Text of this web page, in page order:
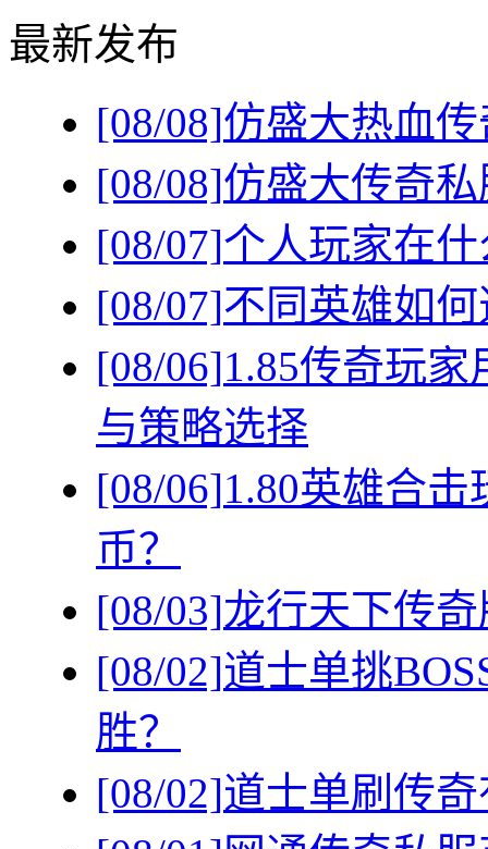
最新发布
[08/08]仿盛大热血
[08/08]仿盛大传奇
[08/07]个人玩家在
[08/07]不同英雄如
[08/06]1.85传奇玩
与策略选择
[08/06]1.80英雄合
币？
[08/03]龙行天下传
[08/02]道士单挑
胜？
[08/02]道士单刷传